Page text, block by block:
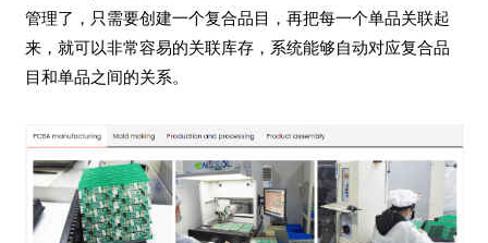
管理了，只需要创建一个复合品目，再把每一个单品关联起
来，就可以非常容易的关联库存，系统能够自动对应复合品
目和单品之间的关系。